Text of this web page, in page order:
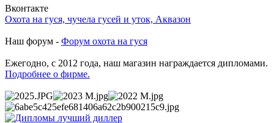
Вконтакте
Охота на гуся, чучела гусей и уток, Аквазон
Наш форум - Форум охота на гуся
Ежегодно, с 2012 года, наш магазин награждается дипломами.
Подробнее о фирме.